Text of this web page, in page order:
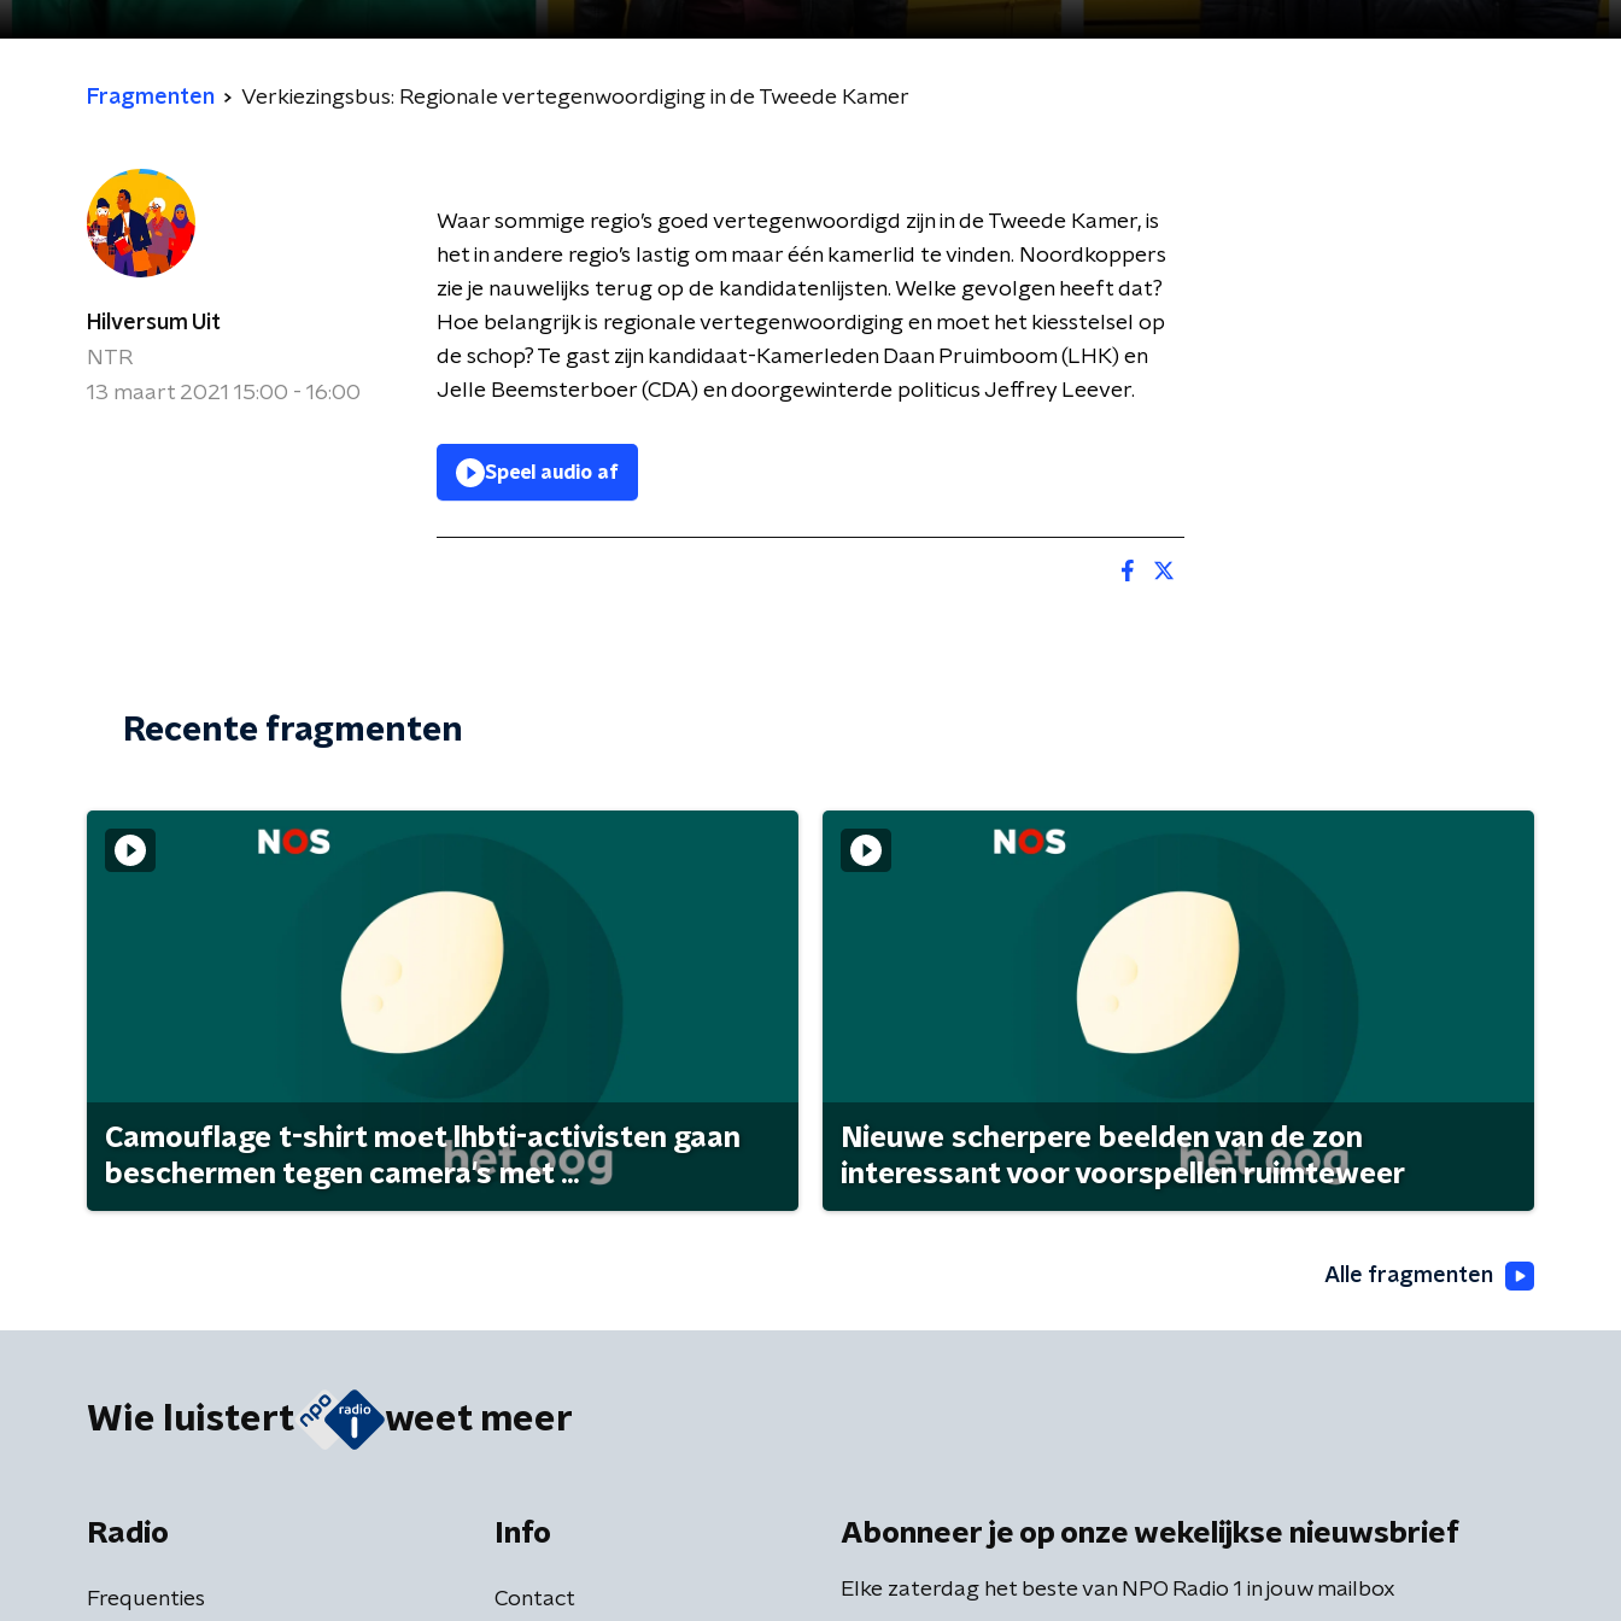
Fragmenten Verkiezingsbus: Regionale vertegenwoordiging in de Tweede Kamer
Hilversum Uit
NTR
13 maart 2021 15:00 - 16:00
Waar sommige regio’s goed vertegenwoordigd zijn in de Tweede Kamer, is
het in andere regio’s lastig om maar één kamerlid te vinden. Noordkoppers
zie je nauwelijks terug op de kandidatenlijsten. Welke gevolgen heeft dat?
Hoe belangrijk is regionale vertegenwoordiging en moet het kiesstelsel op
de schop? Te gast zijn kandidaat-Kamerleden Daan Pruimboom (LHK) en
Jelle Beemsterboer (CDA) en doorgewinterde politicus Jeffrey Leever.
Speel audio af
Recente fragmenten
Camouflage t-shirt moet lhbti-activisten gaan
beschermen tegen camera's met ...
Nieuwe scherpere beelden van de zon
interessant voor voorspellen ruimteweer
Alle fragmenten
Wie luistert weet meer
Radio
Frequenties
Info
Contact
Abonneer je op onze wekelijkse nieuwsbrief
Elke zaterdag het beste van NPO Radio 1 in jouw mailbox